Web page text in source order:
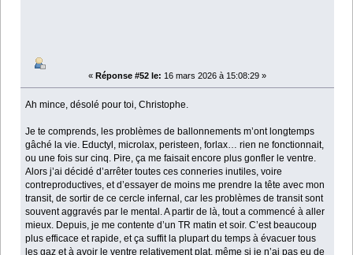
« Réponse #52 le: 16 mars 2026 à 15:08:29 »
Ah mince, désolé pour toi, Christophe.
Je te comprends, les problèmes de ballonnements m’ont longtemps
gâché la vie. Eductyl, microlax, peristeen, forlax… rien ne fonctionnait,
ou une fois sur cinq. Pire, ça me faisait encore plus gonfler le ventre.
Alors j’ai décidé d’arrêter toutes ces conneries inutiles, voire
contreproductives, et d’essayer de moins me prendre la tête avec mon
transit, de sortir de ce cercle infernal, car les problèmes de transit sont
souvent aggravés par le mental. A partir de là, tout a commencé à aller
mieux. Depuis, je me contente d’un TR matin et soir. C’est beaucoup
plus efficace et rapide, et ça suffit la plupart du temps à évacuer tous
les gaz et à avoir le ventre relativement plat, même si je n’ai pas eu de